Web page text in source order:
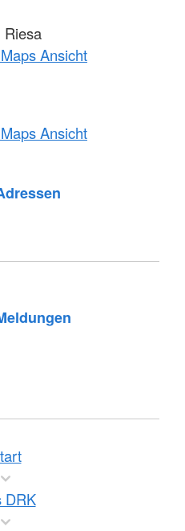
Riesa
Ansicht
Ansicht
DRK